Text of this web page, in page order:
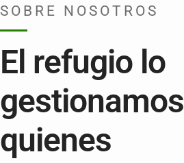
SOBRE NOSOTROS
El refugio lo
gestionamos
quienes